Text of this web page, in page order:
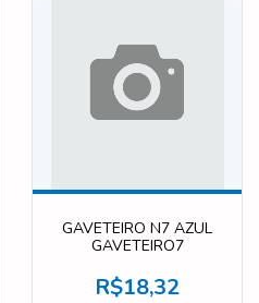
GAVETEIRO N7 AZUL
GAVETEIRO7
R$18,32